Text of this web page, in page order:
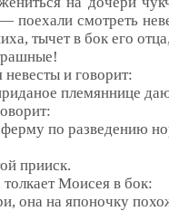
— поехали смотреть
тычет в бок его
невесты и говорит:
племяннице
по разведению
прииск.
Моисея в бок:
она на японочку